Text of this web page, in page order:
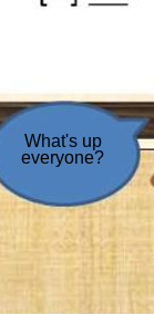
What's up
everyone?